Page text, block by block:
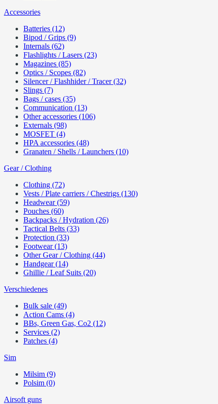
Accessories
Batteries (12)
Bipod / Grips (9)
Internals (62)
Flashlights / Lasers (23)
Magazines (85)
Optics / Scopes (82)
Silencer / Flashhider / Tracer (32)
Slings (7)
Bags / cases (35)
Communication (13)
Other accessories (106)
Externals (98)
MOSFET (4)
HPA accessories (48)
Granaten / Shells / Launchers (10)
Gear / Clothing
Clothing (72)
Vests / Plate carriers / Chestrigs (130)
Headwear (59)
Pouches (60)
Backpacks / Hydration (26)
Tactical Belts (33)
Protection (33)
Footwear (13)
Other Gear / Clothing (44)
Handgear (14)
Ghillie / Leaf Suits (20)
Verschiedenes
Bulk sale (49)
Action Cams (4)
BBs, Green Gas, Co2 (12)
Services (2)
Patches (4)
Sim
Milsim (9)
Polsim (0)
Airsoft guns